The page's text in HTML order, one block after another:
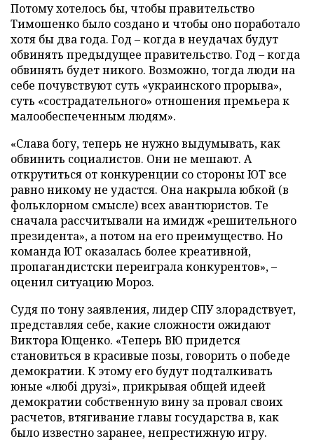
Потому хотелось бы, чтобы правительство
Тимошенко было создано и чтобы оно поработало
хотя бы два года. Год – когда в неудачах будут
обвинять предыдущее правительство. Год – когда
обвинять будет никого. Возможно, тогда люди на
себе почувствуют суть «украинского прорыва»,
суть «сострадательного» отношения премьера к
малообеспеченным людям».
«Слава богу, теперь не нужно выдумывать, как
обвинить социалистов. Они не мешают. А
открутиться от конкуренции со стороны ЮТ все
равно никому не удастся. Она накрыла юбкой (в
фольклорном смысле) всех авантюристов. Те
сначала рассчитывали на имидж «решительного
президента», а потом на его преимущество. Но
команда ЮТ оказалась более креативной,
пропагандистски переиграла конкурентов», –
оценил ситуацию Мороз.
Судя по тону заявления, лидер СПУ злорадствует,
представляя себе, какие сложности ожидают
Виктора Ющенко. «Теперь ВЮ придется
становиться в красивые позы, говорить о победе
демократии. К этому его будут подталкивать
юные «любі друзі», прикрывая общей идеей
демократии собственную вину за провал своих
расчетов, втягивание главы государства в, как
было известно заранее, непрестижную игру.